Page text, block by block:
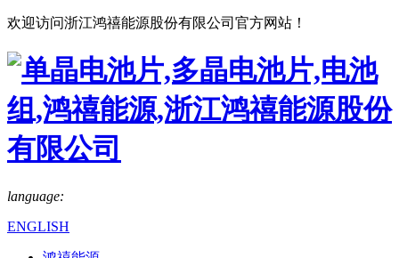
欢迎访问浙江鸿禧能源股份有限公司官方网站！
language:
ENGLISH